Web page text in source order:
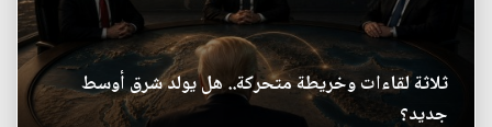
ثلاثة لقاءات وخريطة متحركة.. هل يولد شرق أوسط
جديد؟